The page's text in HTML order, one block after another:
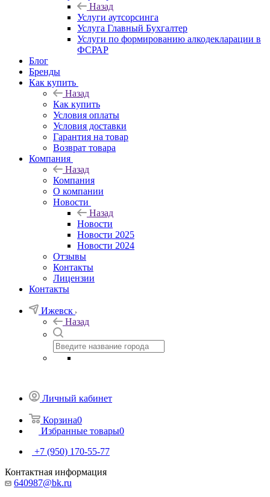
Назад
Услуги аутсорсинга
Услуга Главный Бухгалтер
Услуги по формированию алкодекларации в
ФСРАР
Блог
Бренды
Как купить
Назад
Как купить
Условия оплаты
Условия доставки
Гарантия на товар
Возврат товара
Компания
Назад
Компания
О компании
Новости
Назад
Новости
Новости 2025
Новости 2024
Отзывы
Контакты
Лицензии
Контакты
Ижевск
Назад
Личный кабинет
Корзина0
Избранные товары0
+7 (950) 170-55-77
Контактная информация
640987@bk.ru